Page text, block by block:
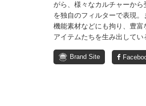
がら、様々なカルチャーか
を独自のフィルターで表現
機能素材などにも拘り、豊
アイテムたちを生み出してい
Brand Site